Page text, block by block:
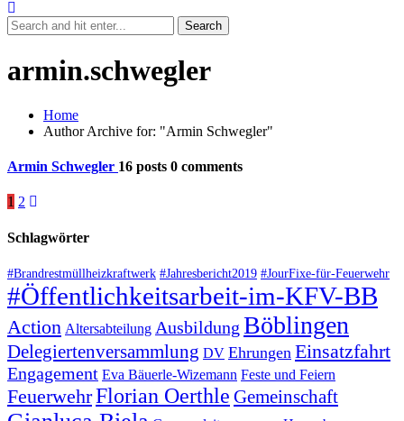
armin.schwegler
Home
Author Archive for: "Armin Schwegler"
Armin Schwegler 16 posts 0 comments
1 2
Schlagwörter
#Brandrestmüllheizkraftwerk #Jahresbericht2019 #JourFixe-für-Feuerwehr
#Öffentlichkeitsarbeit-im-KFV-BB
Action Altersabteilung Ausbildung Böblingen
Delegiertenversammlung DV Ehrungen Einsatzfahrt
Engagement Eva Bäuerle-Wizemann Feste und Feiern
FeuerwehrFlorian Oerthle Gemeinschaft